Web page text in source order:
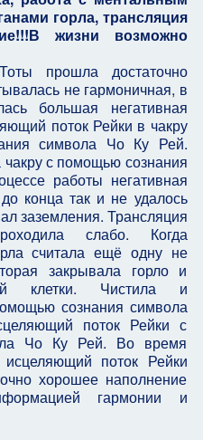
горла, трансляция
жизни возможно
прошла достаточно
не гармоничная, в
большая негативная
поток Рейки в чакру
символа Чо Ку Рей.
с помощью сознания
работы негативная
конца так и не удалось
заземления. Трансляция
слабо. Когда
считала ещё одну не
закрывала горло и
клетки. Чистила и
сознания символа
поток Рейки с
Чо Ку Рей. Во время
поток Рейки
хорошее наполнение
гармонии и